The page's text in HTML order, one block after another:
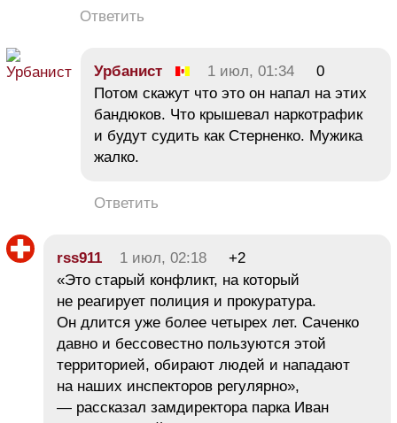
Ответить
Урбанист 1 июл, 01:34
0
Потом скажут что это он напал на этих
бандюков. Что крышевал наркотрафик
и будут судить как Стерненко. Мужика
жалко.
Ответить
rss911 1 июл, 02:18
+2
«Это старый конфликт, на который
не реагирует полиция и прокуратура.
Он длится уже более четырех лет. Саченко
давно и бессовестно пользуются этой
территорией, обирают людей и нападают
на наших инспекторов регулярно»,
— рассказал замдиректора парка Иван